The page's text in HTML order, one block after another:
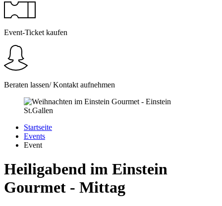
Event-Ticket kaufen
Beraten lassen/ Kontakt aufnehmen
Startseite
Events
Event
Heiligabend im Einstein
Gourmet - Mittag